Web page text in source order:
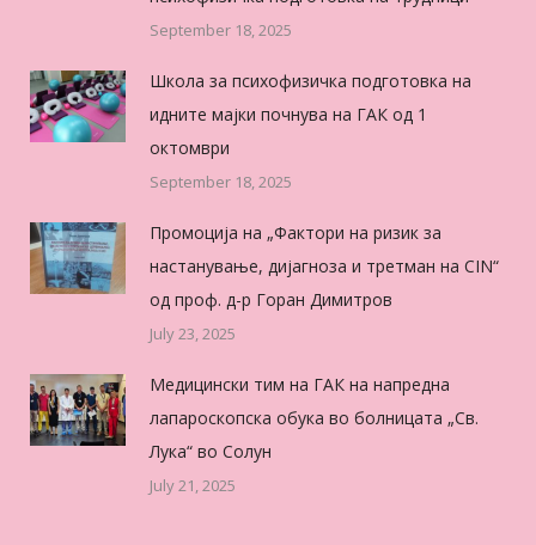
September 18, 2025
Школа за психофизичка подготовка на
идните мајки почнува на ГАК од 1
октомври
September 18, 2025
Промоција на „Фактори на ризик за
настанување, дијагноза и третман на CIN“
од проф. д-р Горан Димитров
July 23, 2025
Медицински тим на ГАК на напредна
лапароскопска обука во болницата „Св.
Лука“ во Солун
July 21, 2025